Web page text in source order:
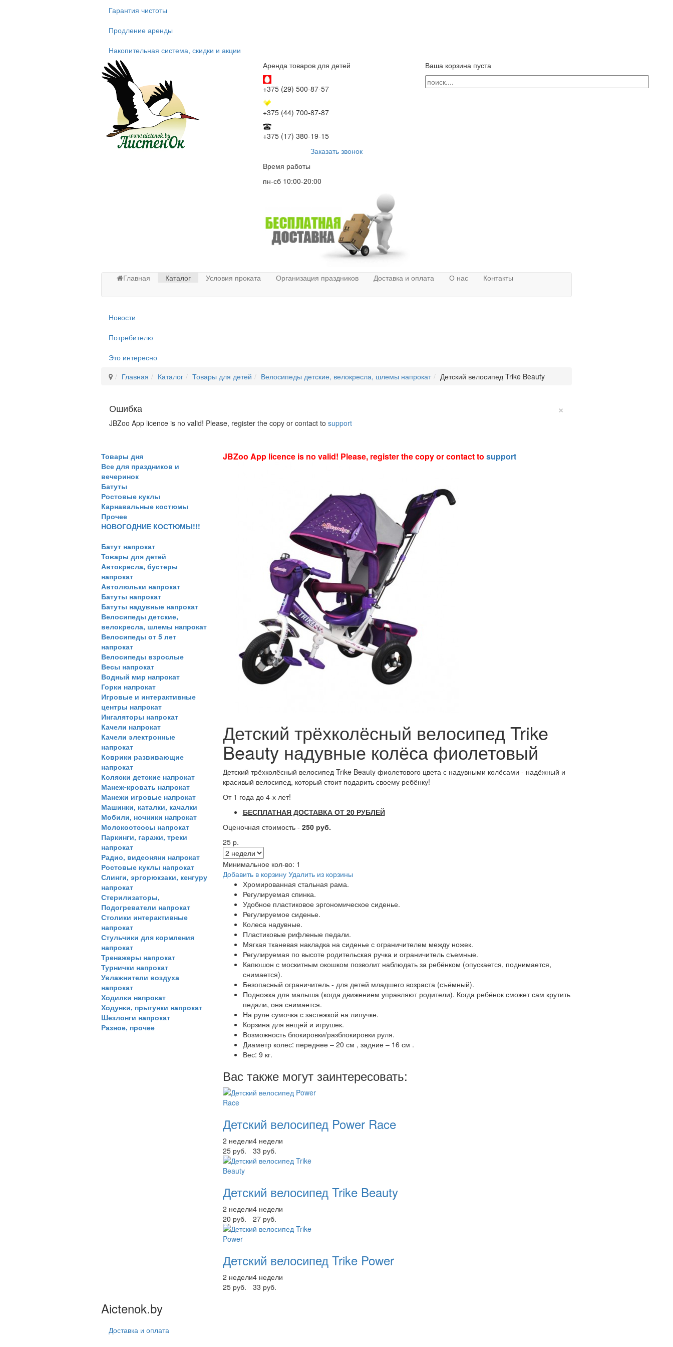
Гарантия чистоты
Продление аренды
Накопительная система, скидки и акции
Аренда товаров для детей
+375 (29) 500-87-57
+375 (44) 700-87-87
+375 (17) 380-19-15
Заказать звонок
Время работы
пн-сб 10:00-20:00
Ваша корзина пуста
Главная Каталог Условия проката Организация праздников Доставка и оплата О нас Контакты
Новости
Потребителю
Это интересно
Главная
Каталог Товары для детей Велосипеды детские, велокресла, шлемы напрокат Детский велосипед Trike Beauty
×
Ошибка
JBZoo App licence is no valid! Please, register the copy or contact to support
Товары дня
Все для праздников и
вечеринок
Батуты
Ростовые куклы
Карнавальные костюмы
Прочее
НОВОГОДНИЕ КОСТЮМЫ!!!
Батут напрокат
Товары для детей
Автокресла, бустеры
напрокат
Автолюльки напрокат
Батуты напрокат
Батуты надувные напрокат
Велосипеды детские,
велокресла, шлемы напрокат
Велосипеды от 5 лет
напрокат
Велосипеды взрослые
Весы напрокат
Водный мир напрокат
Горки напрокат
Игровые и интерактивные
центры напрокат
Ингаляторы напрокат
Качели напрокат
Качели электронные
напрокат
Коврики развивающие
напрокат
Коляски детские напрокат
Манеж-кровать напрокат
Манежи игровые напрокат
Машинки, каталки, качалки
Мобили, ночники напрокат
Молокоотсосы напрокат
Паркинги, гаражи, треки
напрокат
Радио, видеоняни напрокат
Ростовые куклы напрокат
Слинги, эргорюкзаки, кенгуру
напрокат
Стерилизаторы,
Подогреватели напрокат
Столики интерактивные
напрокат
Стульчики для кормления
напрокат
Тренажеры напрокат
Турнички напрокат
Увлажнители воздуха
напрокат
Ходилки напрокат
Ходунки, прыгунки напрокат
Шезлонги напрокат
Разное, прочее
JBZoo App licence is no valid! Please, register the copy or contact to support
Детский трёхколёсный велосипед Trike
Beauty надувные колёса фиолетовый
Детский трёхколёсный велосипед Trike Beauty фиолетового цвета с надувными колёсами - надёжный и
красивый велосипед, который стоит подарить своему ребёнку!
От 1 года до 4-х лет!
БЕСПЛАТНАЯ ДОСТАВКА ОТ 20 РУБЛЕЙ
Оценочная стоимость - 250 руб.
25 р.
Минимальное кол-во: 1
Добавить в корзину Удалить из корзины
Хромированная стальная рама.
Регулируемая спинка.
Удобное пластиковое эргономическое сиденье.
Регулируемое сиденье.
Колеса надувные.
Пластиковые рифленые педали.
Мягкая тканевая накладка на сиденье с ограничителем между ножек.
Регулируемая по высоте родительская ручка и ограничитель съемные.
Капюшон с москитным окошком позволит наблюдать за ребёнком (опускается, поднимается,
снимается).
Безопасный ограничитель - для детей младшего возраста (съёмный).
Подножка для малыша (когда движением управляют родители). Когда ребёнок сможет сам крутить
педали, она снимается.
На руле сумочка с застежкой на липучке.
Корзина для вещей и игрушек.
Возможность блокировки/разблокировки руля.
Диаметр колес: переднее – 20 см , задние – 16 см .
Вес: 9 кг.
Вас также могут заинтересовать:
Детский велосипед Power Race
2 недели4 недели
25 руб.
33 руб.
Детский велосипед Trike Beauty
2 недели4 недели
20 руб.
27 руб.
Детский велосипед Trike Power
2 недели4 недели
25 руб.
33 руб.
Aictenok.by
Доставка и оплата